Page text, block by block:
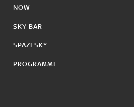
NOW
SKY BAR
SPAZI SKY
PROGRAMMI